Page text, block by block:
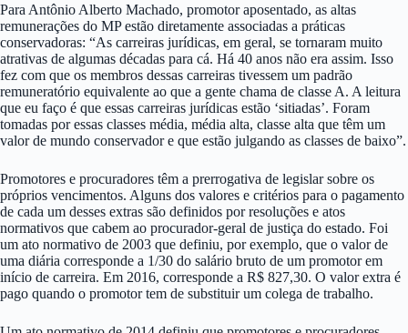
Para Antônio Alberto Machado, promotor aposentado, as altas
remunerações do MP estão diretamente associadas a práticas
conservadoras: “As carreiras jurídicas, em geral, se tornaram muito
atrativas de algumas décadas para cá. Há 40 anos não era assim. Isso
fez com que os membros dessas carreiras tivessem um padrão
remuneratório equivalente ao que a gente chama de classe A. A leitura
que eu faço é que essas carreiras jurídicas estão ‘sitiadas’. Foram
tomadas por essas classes média, média alta, classe alta que têm um
valor de mundo conservador e que estão julgando as classes de baixo”.
Promotores e procuradores têm a prerrogativa de legislar sobre os
próprios vencimentos. Alguns dos valores e critérios para o pagamento
de cada um desses extras são definidos por resoluções e atos
normativos que cabem ao procurador-geral de justiça do estado. Foi
um ato normativo de 2003 que definiu, por exemplo, que o valor de
uma diária corresponde a 1/30 do salário bruto de um promotor em
início de carreira. Em 2016, corresponde a R$ 827,30. O valor extra é
pago quando o promotor tem de substituir um colega de trabalho.